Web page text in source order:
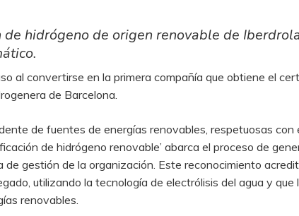
hidrógeno de origen renovable de
al convertirse en la primera compañía que obtiene el
de Barcelona.
de fuentes de energías renovables, respetuosas con
de hidrógeno renovable’ abarca el proceso de
gestión de la organización. Este reconocimiento
utilizando la tecnología de electrólisis del agua y que
renovables.